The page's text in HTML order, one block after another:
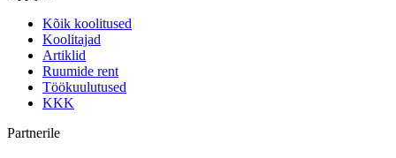
Kõik koolitused
Koolitajad
Artiklid
Ruumide rent
Töökuulutused
KKK
Partnerile